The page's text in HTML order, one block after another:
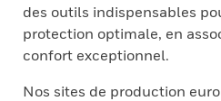
des outils indispensables
protection optimale, en
confort exceptionnel.
Nos sites de production